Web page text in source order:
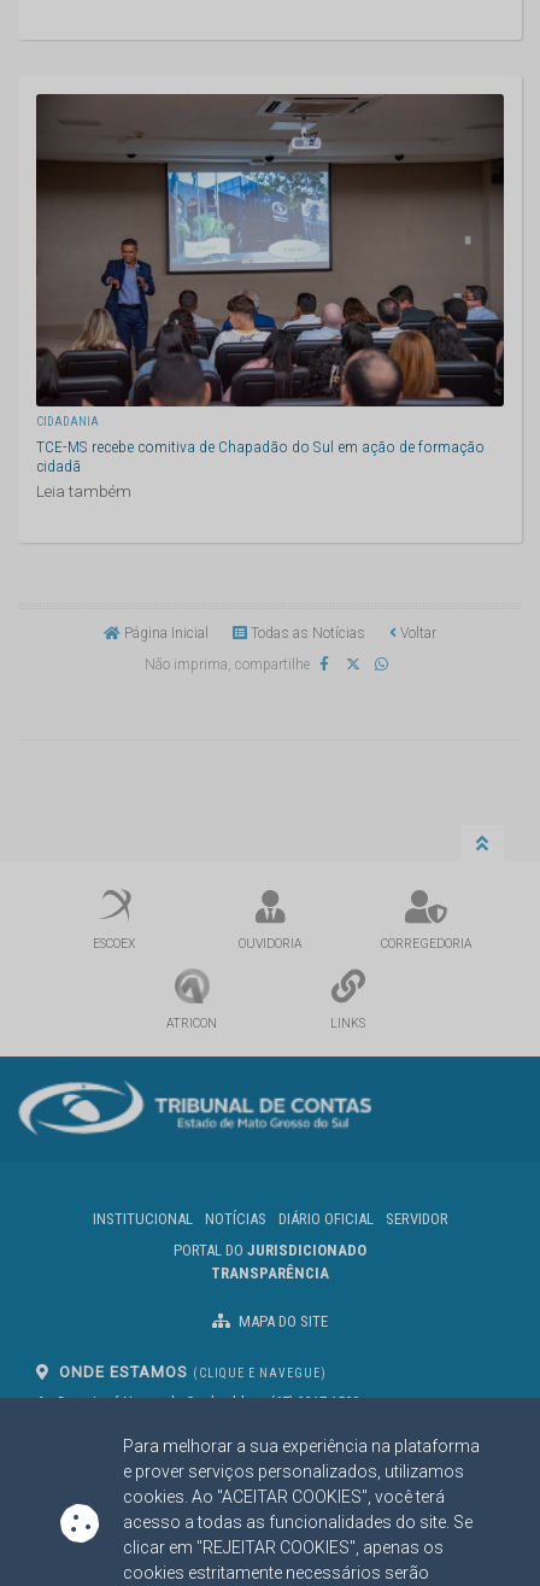
Para melhorar a sua experiência na plataforma
e prover serviços personalizados, utilizamos
cookies. Ao "ACEITAR COOKIES", você terá
acesso a todas as funcionalidades do site. Se
clicar em "REJEITAR COOKIES", apenas os
cookies estritamente necessários serão
CIDADANIA
TCE-MS recebe comitiva de Chapadão do Sul em ação de formação
cidadã
Leia também
Página Inicial Todas as Notícias
Voltar
Não imprima, compartilhe
ESCOEX OUVIDORIA CORREGEDORIA
ATRICON LINKS
INSTITUCIONAL NOTÍCIAS DIÁRIO OFICIAL
SERVIDOR
PORTAL DO JURISDICIONADO
TRANSPARÊNCIA
MAPA DO SITE
ONDE ESTAMOS (CLIQUE E NAVEGUE)
Av. Des. José Nunes da Cunha, bloco
Campo Grande/MS
CEP: 79031-310
(67) 3317-1500
SIGA NOSSAS REDES SOCIAIS